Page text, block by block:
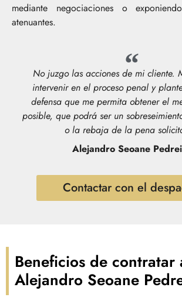
mediante negociaciones o
atenuantes.
No juzgo las acciones de mi cliente.
intervenir en el proceso penal y
defensa que me permita obtener el
posible, que podrá ser un
o la rebaja de la pena
Alejandro Seoane
Contactar con el
Beneficios de contratar
Alejandro Seoane